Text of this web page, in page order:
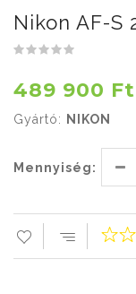
Nikon AF-S
489 900 Ft
Gyártó: NIKON
Mennyiség: